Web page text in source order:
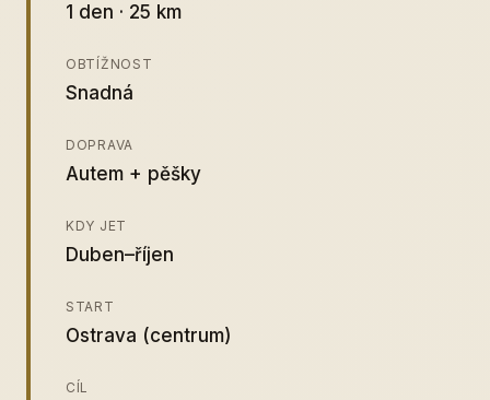
1 den · 25 km
OBTÍŽNOST
Snadná
DOPRAVA
Autem + pěšky
KDY JET
Duben–říjen
START
Ostrava (centrum)
CÍL